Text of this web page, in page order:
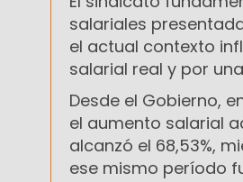
salariales
el actual contexto
salarial real y por
Desde el Gobierno,
el aumento salarial
alcanzó el 68,53%,
ese mismo período